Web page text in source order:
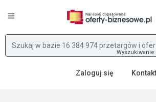
Wyszukiwanie
Zaloguj się Kontakt